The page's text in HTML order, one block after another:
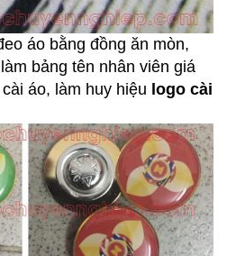
áo bằng đồng ăn mòn,
bảng tên nhân viên giá
áo, làm huy hiệu logo cài